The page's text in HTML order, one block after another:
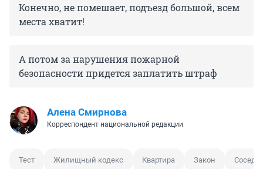
Конечно, не помешает, подъезд большой, всем
места хватит!
А потом за нарушения пожарной
безопасности придется заплатить штраф
Алена Смирнова
Корреспондент национальной редакции
Тест Жилищный кодекс Квартира Закон Сосед